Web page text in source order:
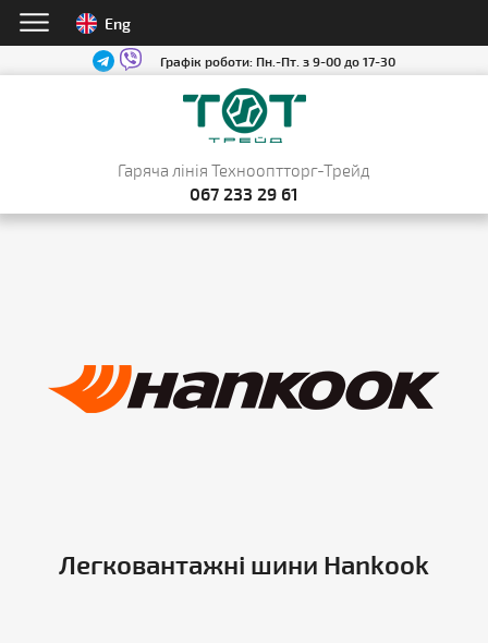
Eng
Графік роботи: Пн.-Пт. з 9-00 до 17-30
Гаряча лінія Технооптторг-Трейд
067 233 29 61
Легковантажні шини Hankook